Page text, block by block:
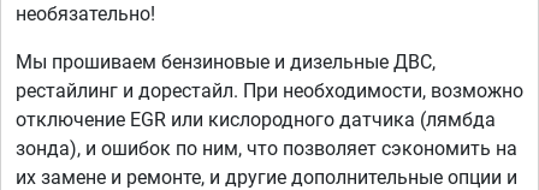
необязательно!
Мы прошиваем бензиновые и дизельные ДВС,
рестайлинг и дорестайл. При необходимости, возможно
отключение EGR или кислородного датчика (лямбда
зонда), и ошибок по ним, что позволяет сэкономить на
их замене и ремонте, и другие дополнительные опции и